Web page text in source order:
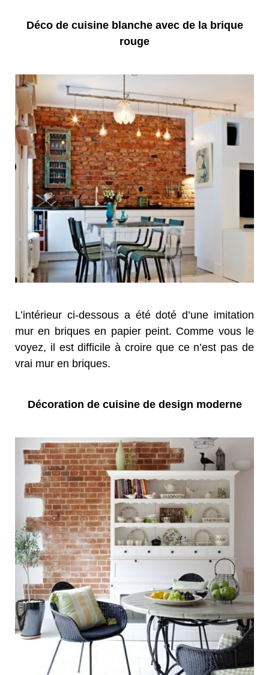
Déco de cuisine blanche avec de la brique
rouge
L’intérieur ci-dessous a été doté d’une imitation
mur en briques en papier peint. Comme vous le
voyez, il est difficile à croire que ce n’est pas de
vrai mur en briques.
Décoration de cuisine de design moderne